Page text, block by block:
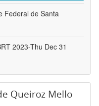
Federal de Santa
2023-Thu Dec 31
Queiroz Mello